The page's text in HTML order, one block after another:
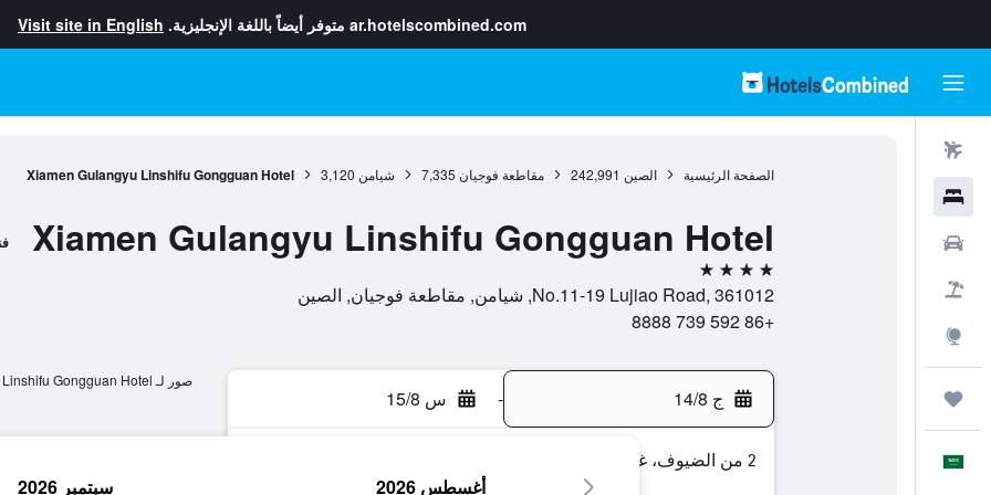
ar.hotelscombined.com متوفر أيضاً باللغة الإنجليزية. Visit site in English
الصفحة الرئيسية الصين 242,991 مقاطعة فوجيان 7,335 شيامن 3,120
Xiamen Gulangyu Linshifu Gongguan Hotel
Xiamen Gulangyu Linshifu Gongguan Hotel
4 نجوم
No.11-19 Lujiao Road, 361012, شيامن, مقاطعة فوجيان, الصين
+86 592 739 8888
ج 14/8 - س 15/8
2 من الضيوف، غرفة واحدة
صور لـ Xiamen Gulangyu Linshifu Gongguan Hotel
أغسطس 2026 سبتمبر 2026